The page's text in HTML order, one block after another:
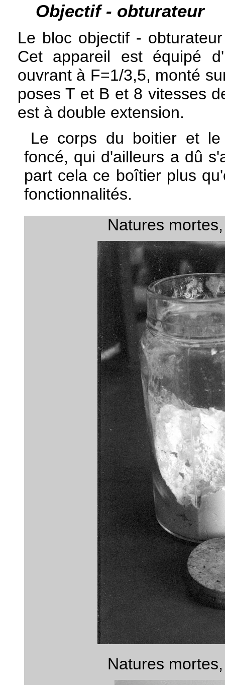
Objectif - obturateur
Le bloc objectif -
Cet appareil est équipé
ouvrant à F=1/3,5, monté
poses T et B et 8 vitesses
est à double extension.
Le corps du boitier et
foncé, qui d'ailleurs a dû
part cela ce boîtier plus
fonctionnalités.
Natures
Natures